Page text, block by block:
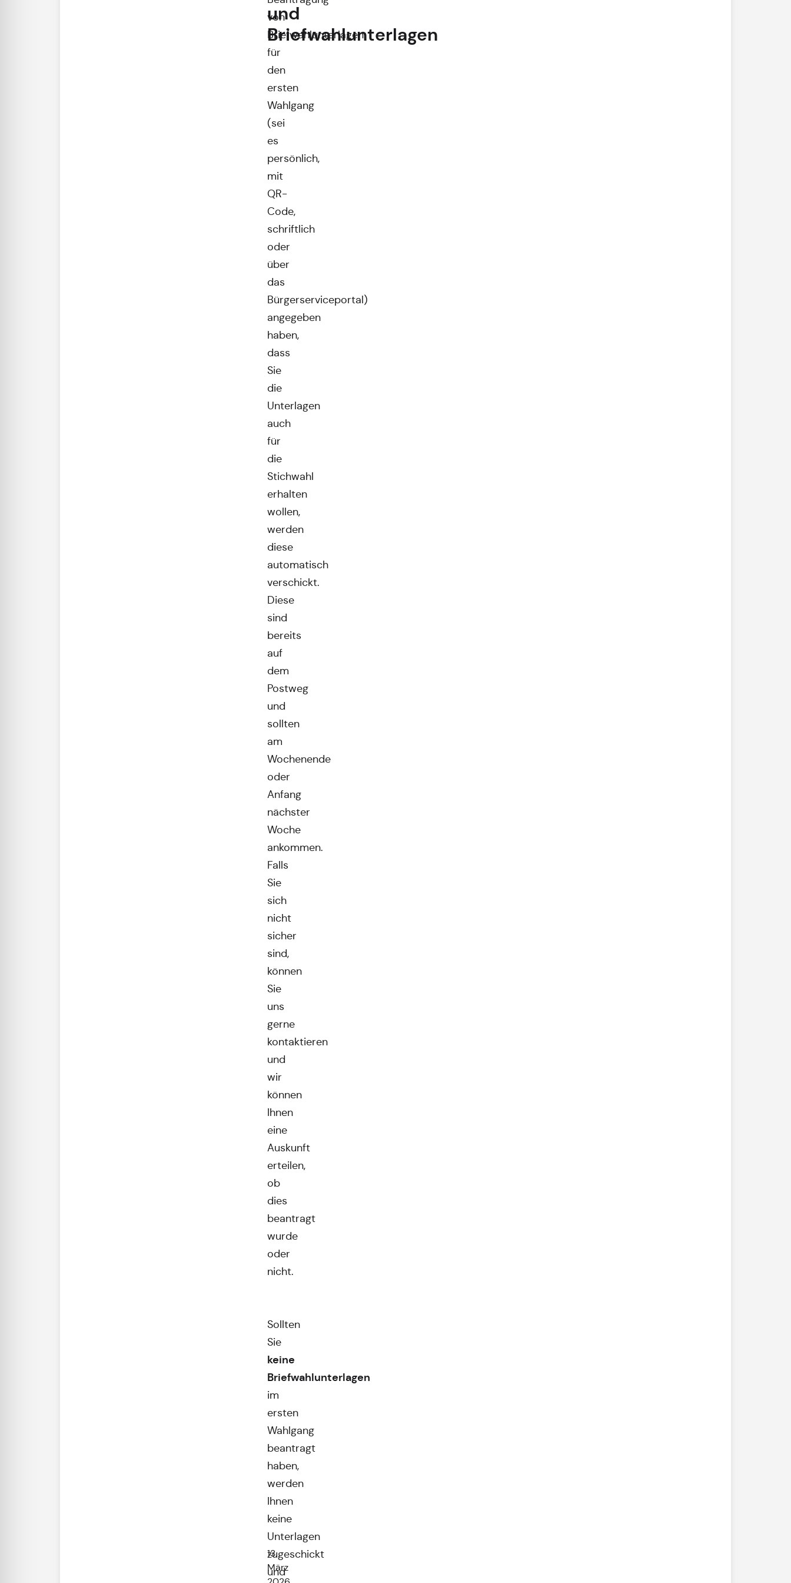
und
Briefwahlunterlagen
13.
März
von
Briefwahlunterlagen
für
den
ersten
Wahlgang
(sei
es
persönlich,
mit
QR-
Code,
schriftlich
oder
über
das
Bürgerserviceportal)
angegeben
haben,
dass
Sie
die
Unterlagen
auch
für
die
Stichwahl
erhalten
wollen,
werden
diese
automatisch
verschickt.
Diese
sind
bereits
auf
dem
Postweg
und
sollten
am
Wochenende
oder
Anfang
nächster
Woche
ankommen.
Falls
Sie
sich
nicht
sicher
sind,
können
Sie
uns
gerne
kontaktieren
und
wir
können
Ihnen
eine
Auskunft
erteilen,
ob
dies
beantragt
wurde
oder
nicht.
Sollten
Sie
keine
Briefwahlunterlagen
im
ersten
Wahlgang
beantragt
haben,
werden
Ihnen
keine
Unterlagen
zugeschickt
und